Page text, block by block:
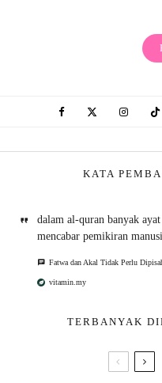
KATA
dalam al-quran banyak
mencabar pemikiran
Fatwa dan Akal Tidak Perlu
vitamin.my
TERBANYAK